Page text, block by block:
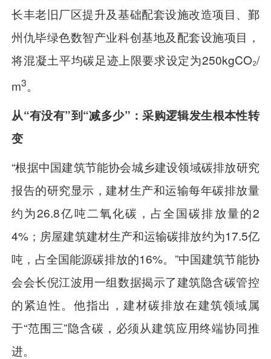
长丰老旧厂区提升及基础配套设施改造项目、鄞
州仇毕绿色数智产业科创基地及配套设施项目，
将混凝土平均碳足迹上限要求设定为250kgCO₂/
m3。
从“有没有”到“减多少”：采购逻辑发生根本性转
变
“根据中国建筑节能协会城乡建设领域碳排放研究
报告的研究显示，建材生产和运输每年碳排放量
约为26.8亿吨二氧化碳，占全国碳排放量的2
4%；房屋建筑建材生产和运输碳排放约为17.5亿
吨，占全国能源碳排放的16%。”中国建筑节能协
会会长倪江波用一组数据揭示了建筑隐含碳管控
的紧迫性。他指出，建材碳排放在建筑领域属
于“范围三”隐含碳，必须从建筑应用终端协同推
进。